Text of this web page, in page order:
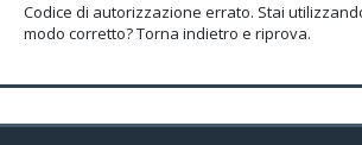
Codice di autorizzazione errato. Stai
modo corretto? Torna indietro e riprova.